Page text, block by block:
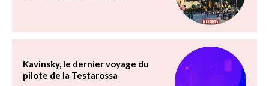
Kavinsky, le dernier voyage du
pilote de la Testarossa